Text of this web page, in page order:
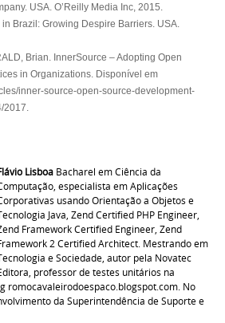
USA. O’Reilly Media Inc, 2015.
Brazil: Growing Despire Barriers. USA.
Brian. InnerSource – Adopting Open
in Organizations. Disponível em
inner-source-open-source-development-
2017.
Lisboa Bacharel em Ciência da
especialista em Aplicações
usando Orientação a Objetos e
Java, Zend Certified PHP Engineer,
Framework Certified Engineer, Zend
2 Certified Architect. Mestrando em
e Sociedade, autor pela Novatec
professor de testes unitários na
romocavaleirodoespaco.blogspot.com. No
da Superintendência de Suporte e